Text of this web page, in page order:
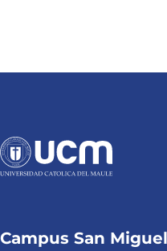
Campus San Miguel